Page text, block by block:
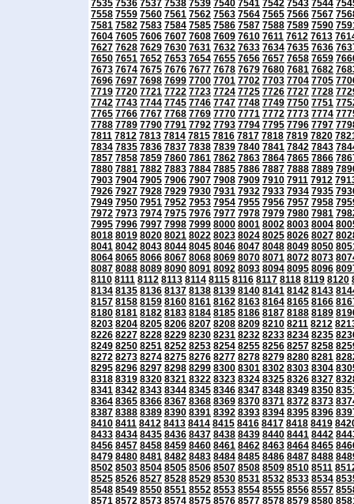
7535 7536 7537 7538 7539 7540 7541 7542 7543 7544
7558 7559 7560 7561 7562 7563 7564 7565 7566 7567
7581 7582 7583 7584 7585 7586 7587 7588 7589 7590
7604 7605 7606 7607 7608 7609 7610 7611 7612 7613
7627 7628 7629 7630 7631 7632 7633 7634 7635 7636
7650 7651 7652 7653 7654 7655 7656 7657 7658 7659
7673 7674 7675 7676 7677 7678 7679 7680 7681 7682
7696 7697 7698 7699 7700 7701 7702 7703 7704 7705
7719 7720 7721 7722 7723 7724 7725 7726 7727 7728
7742 7743 7744 7745 7746 7747 7748 7749 7750 7751
7765 7766 7767 7768 7769 7770 7771 7772 7773 7774
7788 7789 7790 7791 7792 7793 7794 7795 7796 7797
7811 7812 7813 7814 7815 7816 7817 7818 7819 7820
7834 7835 7836 7837 7838 7839 7840 7841 7842 7843
7857 7858 7859 7860 7861 7862 7863 7864 7865 7866
7880 7881 7882 7883 7884 7885 7886 7887 7888 7889
7903 7904 7905 7906 7907 7908 7909 7910 7911 7912
7926 7927 7928 7929 7930 7931 7932 7933 7934 7935
7949 7950 7951 7952 7953 7954 7955 7956 7957 7958
7972 7973 7974 7975 7976 7977 7978 7979 7980 7981
7995 7996 7997 7998 7999 8000 8001 8002 8003 8004
8018 8019 8020 8021 8022 8023 8024 8025 8026 8027
8041 8042 8043 8044 8045 8046 8047 8048 8049 8050
8064 8065 8066 8067 8068 8069 8070 8071 8072 8073
8087 8088 8089 8090 8091 8092 8093 8094 8095 8096
8110 8111 8112 8113 8114 8115 8116 8117 8118 8119 8120
8134 8135 8136 8137 8138 8139 8140 8141 8142 8143
8157 8158 8159 8160 8161 8162 8163 8164 8165 8166
8180 8181 8182 8183 8184 8185 8186 8187 8188 8189
8203 8204 8205 8206 8207 8208 8209 8210 8211 8212
8226 8227 8228 8229 8230 8231 8232 8233 8234 8235
8249 8250 8251 8252 8253 8254 8255 8256 8257 8258
8272 8273 8274 8275 8276 8277 8278 8279 8280 8281
8295 8296 8297 8298 8299 8300 8301 8302 8303 8304
8318 8319 8320 8321 8322 8323 8324 8325 8326 8327
8341 8342 8343 8344 8345 8346 8347 8348 8349 8350
8364 8365 8366 8367 8368 8369 8370 8371 8372 8373
8387 8388 8389 8390 8391 8392 8393 8394 8395 8396
8410 8411 8412 8413 8414 8415 8416 8417 8418 8419
8433 8434 8435 8436 8437 8438 8439 8440 8441 8442
8456 8457 8458 8459 8460 8461 8462 8463 8464 8465
8479 8480 8481 8482 8483 8484 8485 8486 8487 8488
8502 8503 8504 8505 8506 8507 8508 8509 8510 8511
8525 8526 8527 8528 8529 8530 8531 8532 8533 8534
8548 8549 8550 8551 8552 8553 8554 8555 8556 8557
8571 8572 8573 8574 8575 8576 8577 8578 8579 8580